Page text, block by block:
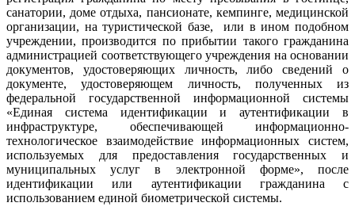
санатории, доме отдыха, пансионате, кемпинге, медицинской
организации, на туристической базе, или в ином подобном
учреждении, производится по прибытии такого гражданина
администрацией соответствующего учреждения на основании
документов, удостоверяющих личность, либо сведений о
документе, удостоверяющем личность, полученных из
федеральной государственной информационной системы
«Единая система идентификации и аутентификации в
инфраструктуре, обеспечивающей информационно-
технологическое взаимодействие информационных систем,
используемых для предоставления государственных и
муниципальных услуг в электронной форме», после
идентификации или аутентификации гражданина с
использованием единой биометрической системы.